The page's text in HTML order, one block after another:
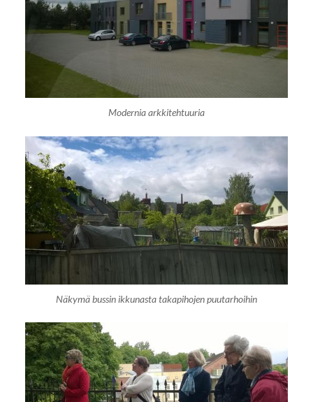
Modernia arkkitehtuuria
Näkymä bussin ikkunasta takapihojen puutarhoihin